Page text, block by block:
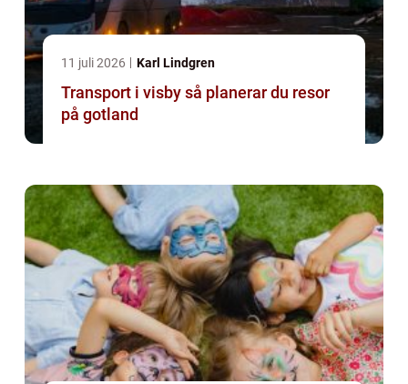
11 juli 2026 Karl Lindgren
Transport i visby så planerar du resor
på gotland